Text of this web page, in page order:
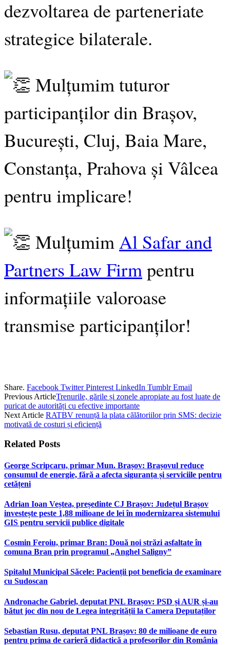
dezvoltarea de parteneriate
strategice bilaterale.
Mulțumim tuturor
participanților din Brașov,
București, Cluj, Baia Mare,
Constanța, Prahova și Vâlcea
pentru implicare!
MulțumimAl Safar and
Partners Law Firmpentru
informațiile valoroase
transmise participanților!
Share. Facebook Twitter Pinterest LinkedIn Tumblr Email
Previous ArticleTrenurile, gările și zonele apropiate au fost luate de
puricat de autorități cu efective importante
Next Article RATBV renunță la plata călătoriilor prin SMS: decizie
motivată de costuri și eficiență
Related Posts
George Scripcaru, primar Mun. Brașov: Brașovul reduce
consumul de energie, fără a afecta siguranța și serviciile pentru
cetățeni
Adrian Ioan Veștea, președinte CJ Brașov: Județul Brașov
investește peste 1,88 milioane de lei în modernizarea sistemului
GIS pentru servicii publice digitale
Cosmin Feroiu, primar Bran: Două noi străzi asfaltate în
comuna Bran prin programul „Anghel Saligny”
Spitalul Municipal Săcele: Pacienții pot beneficia de examinare
cu Sudoscan
Andronache Gabriel, deputat PNL Brașov: PSD și AUR și-au
bătut joc din nou de Legea integrității la Camera Deputaților
Sebastian Rusu, deputat PNL Brașov: 80 de milioane de euro
pentru prima de carieră didactică a profesorilor din România